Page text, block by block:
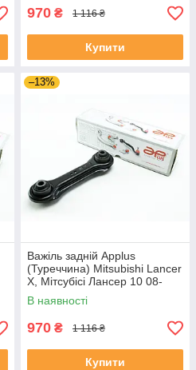
970 ₴ 1 116 ₴
Купити
–13%
Важіль задній Applus
(Туреччина) Mitsubishi Lancer
X, Мітсубісі Лансер 10 08-
#25027AP UAWROIX4
В наявності
970 ₴ 1 116 ₴
Купити